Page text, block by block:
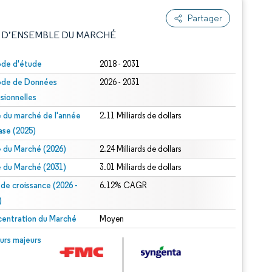
Partager
DU MARCHÉ
d'étude 2018 - 2031
de Données
2026 - 2031
du marché de l'année
(2025)
2.11 Milliards de dollars
du Marché (2026) 2.24 Milliards de dollars
du Marché (2031) 3.01 Milliards de dollars
croissance (2026 -
6.12% CAGR
du Marché Moyen
majeurs
© Mordor Intelligence. La réutilisation nécessite une attribution sous CC BY 4.0.
sous CC BY 4.0.